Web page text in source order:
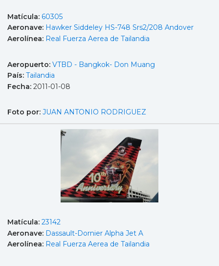
Matícula: 60305
Aeronave: Hawker Siddeley HS-748 Srs2/208 Andover
Aerolínea: Real Fuerza Aerea de Tailandia
Aeropuerto: VTBD - Bangkok- Don Muang
País: Tailandia
Fecha: 2011-01-08
Foto por: JUAN ANTONIO RODRIGUEZ
Matícula: 23142
Aeronave: Dassault-Dornier Alpha Jet A
Aerolínea: Real Fuerza Aerea de Tailandia